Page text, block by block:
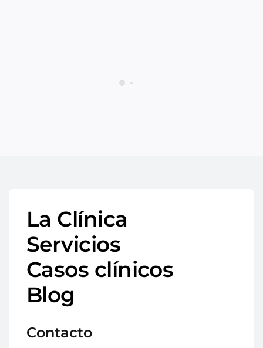
La Clínica
Servicios
Casos clínicos
Blog
Contacto